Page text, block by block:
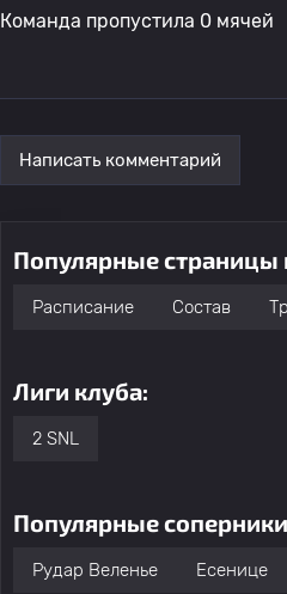
Команда пропустила 0 мячей
Написать комментарий
Популярные страницы
Расписание Состав
Лиги клуба:
2 SNL
Популярные
Рудар Веленье Есенице